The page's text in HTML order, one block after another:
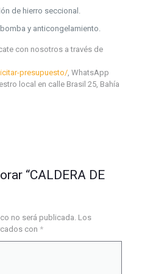
de hierro seccional.
y anticongelamiento.
con nosotros a través de
presupuesto/, WhatsApp
local en calle Brasil 25, Bahía
“CALDERA DE
no será publicada. Los
con *